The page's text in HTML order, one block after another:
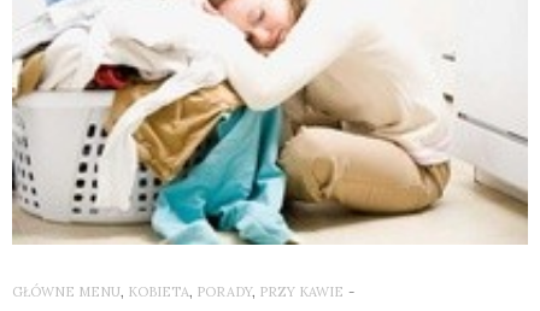
GŁÓWNE MENU, KOBIETA, PORADY, PRZY KAWIE -